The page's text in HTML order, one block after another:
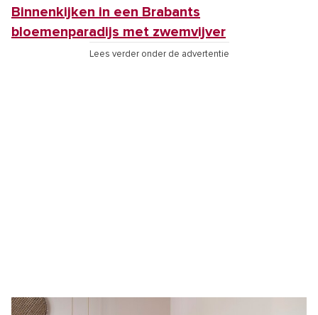
Binnenkijken in een Brabants
bloemenparadijs met zwemvijver
Lees verder onder de advertentie